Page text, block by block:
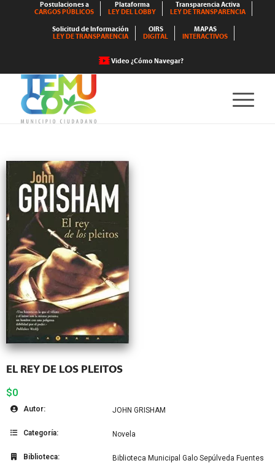
Postulaciones a
CARGOS PÚBLICOS
Plataforma
LEY DEL LOBBY
Transparencia Activa
LEY DE TRANSPARENCIA
Solicitud de Información
LEY DE TRANSPARENCIA
OIRS
DIGITAL
MAPAS
INTERACTIVOS
Video ¿Cómo Navegar?
EL REY DE LOS PLEITOS
$0
Autor: JOHN GRISHAM
Categoría: Novela
Biblioteca: Biblioteca Municipal Galo Sepúlveda Fuentes